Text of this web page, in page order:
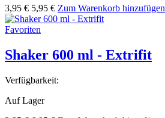
3,95 € 5,95 € Zum Warenkorb hinzufügen
Favoriten
Shaker 600 ml - Extrifit
Verfügbarkeit:
Auf Lager